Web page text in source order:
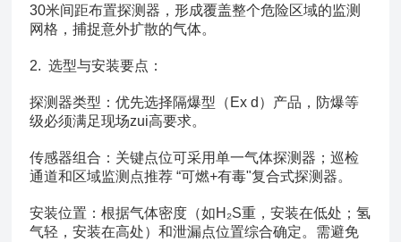
30米间距布置探测器，形成覆盖整个危险区域的监测
网格，捕捉意外扩散的气体。
2. 选型与安装要点：
探测器类型：优先选择隔爆型（Ex d）产品，防爆等
级必须满足现场zui高要求。
传感器组合：关键点位可采用单一气体探测器；巡检
通道和区域监测点推荐 “可燃+有毒"复合式探测器。
安装位置：根据气体密度（如H₂S重，安装在低处；氢
气轻，安装在高处）和泄漏点位置综合确定。需避免